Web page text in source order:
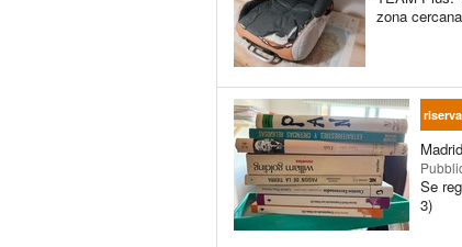
zona
Se
3)